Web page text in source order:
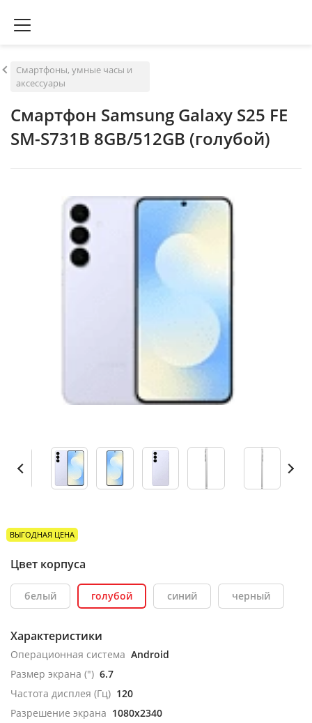
Смартфоны, умные часы и
аксессуары
Смартфон Samsung Galaxy S25 FE
SM-S731B 8GB/512GB (голубой)
ВЫГОДНАЯ ЦЕНА
Цвет корпуса
белый голубой синий черный
Характеристики
Операционная система Android
Размер экрана (") 6.7
Частота дисплея (Гц) 120
Разрешение экрана 1080x2340